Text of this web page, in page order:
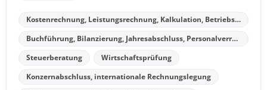
Kostenrechnung, Leistungsrechnung, Kalkulation, Betriebsergebnisrechnung
Buchführung, Bilanzierung, Jahresabschluss, Personalverrechnung
Steuerberatung
Wirtschaftsprüfung
Konzernabschluss, internationale Rechnungslegung